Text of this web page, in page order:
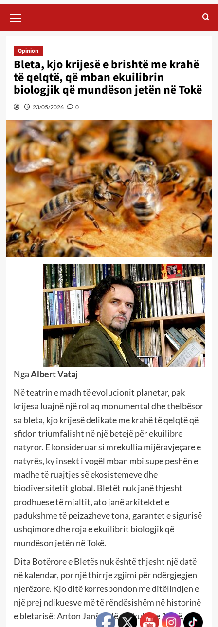
Menu
Opinion
Bleta, kjo krijesë e brishtë me krahë
të qelqtë, që mban ekuilibrin
biologjik që mundëson jetën në Tokë
23/05/2026 0
NgaAlbert Vataj
Në teatrin e madh të evolucionit planetar, pak
krijesa luajnë një rol aq monumental dhe thelbësor
sa bleta, kjo krijesë delikate me krahë të qelqtë që
sfidon triumfalisht në një betejë për ekuilibre
natyror. E konsideruar si mrekullia mijëravjeçare e
natyrës, ky insekt i vogël mban mbi supe peshën e
madhe të ruajtjes së ekosistemeve dhe
biodiversitetit global. Bletët nuk janë thjesht
prodhuese të mjaltit, ato janë arkitektet e
padukshme të peizazheve tona, garantet e sigurisë
ushqimore dhe roja e ekuilibrit biologjik që
mundëson jetën në Tokë.
Dita Botërore e Bletës nuk është thjesht një datë
në kalendar, por një thirrje zgjimi për ndërgjegjen
njerëzore. Kjo ditë korrespondon me ditëlindjen e
një prej ndikuesve më të rëndësishëm në historinë
e bletarisë: Anton Janša. Në shekullin e 18-të, në